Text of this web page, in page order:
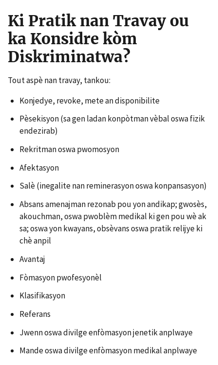
Ki Pratik nan Travay ou
ka Konsidre kòm
Diskriminatwa?
Tout aspè nan travay, tankou:
Konjedye, revoke, mete an disponibilite
Pèsekisyon (sa gen ladan konpòtman vèbal oswa fizik
endezirab)
Rekritman oswa pwomosyon
Afektasyon
Salè (inegalite nan reminerasyon oswa konpansasyon)
Absans amenajman rezonab pou yon andikap; gwosès,
akouchman, oswa pwoblèm medikal ki gen pou wè ak
sa; oswa yon kwayans, obsèvans oswa pratik relijye ki
chè anpil
Avantaj
Fòmasyon pwofesyonèl
Klasifikasyon
Referans
Jwenn oswa divilge enfòmasyon jenetik anplwaye
Mande oswa divilge enfòmasyon medikal anplwaye